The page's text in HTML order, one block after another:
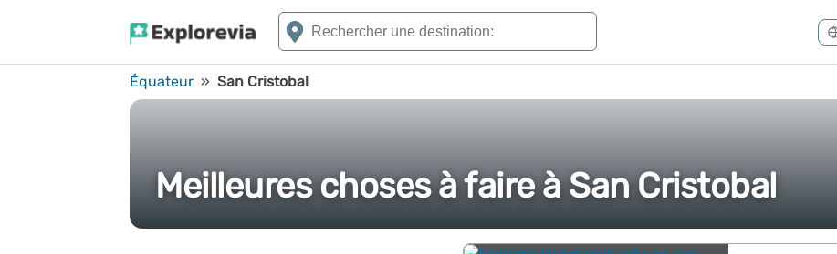
Équateur » San Cristobal
Meilleures choses à faire à San Cristobal